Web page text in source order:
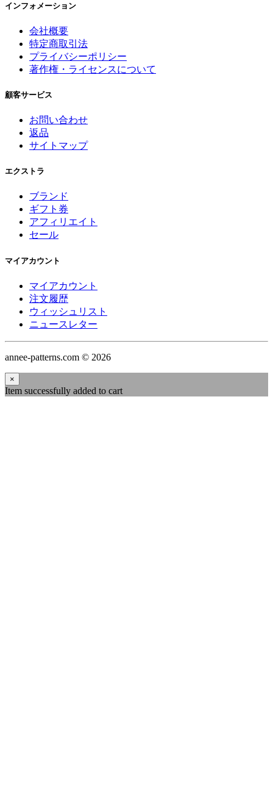
インフォメーション
会社概要
特定商取引法
プライバシーポリシー
著作権・ライセンスについて
顧客サービス
お問い合わせ
返品
サイトマップ
エクストラ
ブランド
ギフト券
アフィリエイト
セール
マイアカウント
マイアカウント
注文履歴
ウィッシュリスト
ニュースレター
annee-patterns.com © 2026
×
Item successfully added to cart